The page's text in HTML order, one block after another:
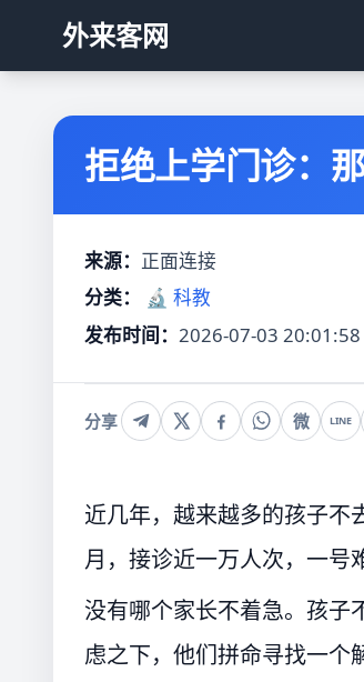
外来客网
拒绝上学门诊：
来源： 正面连接
分类：
🔬 科教
发布时间： 2026-07-03 20:01:58
分享 微 LINE
近几年，越来越多的孩子不
月，接诊近一万人次，一号
没有哪个家长不着急。孩子
虑之下，他们拼命寻找一个